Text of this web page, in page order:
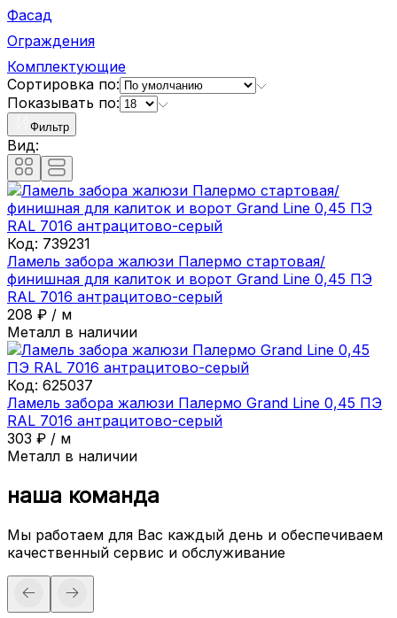
Фасад
Ограждения
Комплектующие
Сортировка по:
Показывать по:
Фильтр
Вид:
Код: 739231
Ламель забора жалюзи Палермо стартовая/
финишная для калиток и ворот Grand Line 0,45 ПЭ
RAL 7016 антрацитово-серый
208 ₽ / м
Металл в наличии
Код: 625037
Ламель забора жалюзи Палермо Grand Line 0,45 ПЭ
RAL 7016 антрацитово-серый
303 ₽ / м
Металл в наличии
наша команда
Мы работаем для Вас каждый день и обеспечиваем
качественный сервис и обслуживание